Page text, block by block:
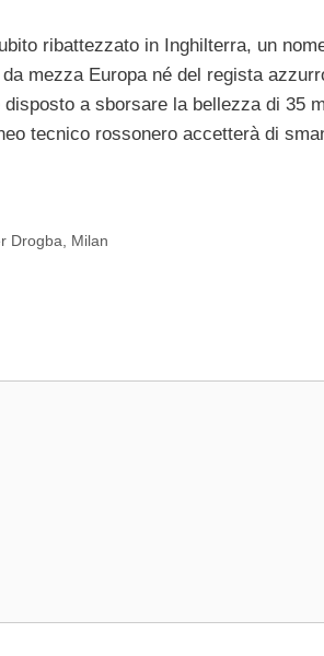
ribattezzato in Inghilterra, un
mezza Europa né del regista
a sborsare la bellezza di 35
tecnico rossonero accetterà di
Drogba
Milan